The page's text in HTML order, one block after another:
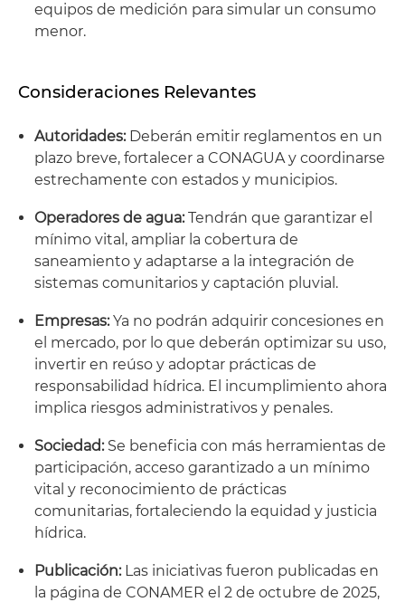
equipos de medición para simular un consumo
menor.
Consideraciones Relevantes
Autoridades:Deberán emitir reglamentos en un
plazo breve, fortalecer a CONAGUA y coordinarse
estrechamente con estados y municipios.
Operadores de agua:Tendrán que garantizar el
mínimo vital, ampliar la cobertura de
saneamiento y adaptarse a la integración de
sistemas comunitarios y captación pluvial.
Empresas:Ya no podrán adquirir concesiones en
el mercado, por lo que deberán optimizar su uso,
invertir en reúso y adoptar prácticas de
responsabilidad hídrica. El incumplimiento ahora
implica riesgos administrativos y penales.
Sociedad:Se beneficia con más herramientas de
participación, acceso garantizado a un mínimo
vital y reconocimiento de prácticas
comunitarias, fortaleciendo la equidad y justicia
hídrica.
Publicación:Las iniciativas fueron publicadas en
la página de CONAMER el 2 de octubre de 2025,